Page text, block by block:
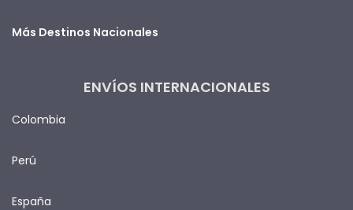
Más Destinos Nacionales
ENVÍOS INTERNACIONALES
Colombia
Perú
España